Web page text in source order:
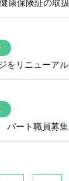
康保険証の取
をリニューアル
パート職員募集